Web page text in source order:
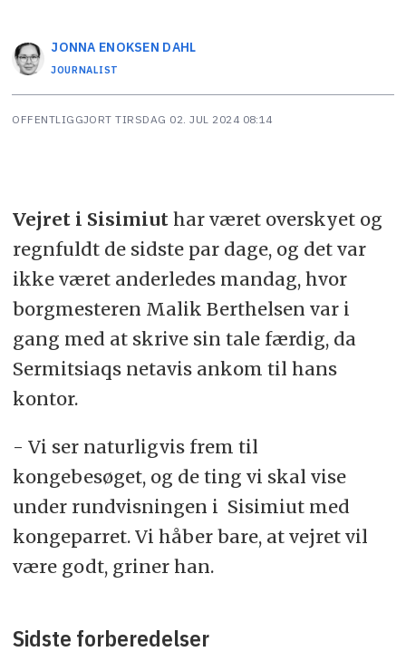
JONNA ENOKSEN DAHL
JOURNALIST
OFFENTLIGGJORT TIRSDAG 02. JUL 2024 08:14
Vejret i Sisimiut har været overskyet og
regnfuldt de sidste par dage, og det var
ikke været anderledes mandag, hvor
borgmesteren Malik Berthelsen var i
gang med at skrive sin tale færdig, da
Sermitsiaqs netavis ankom til hans
kontor.
- Vi ser naturligvis frem til
kongebesøget, og de ting vi skal vise
under rundvisningen i Sisimiut med
kongeparret. Vi håber bare, at vejret vil
være godt, griner han.
Sidste forberedelser